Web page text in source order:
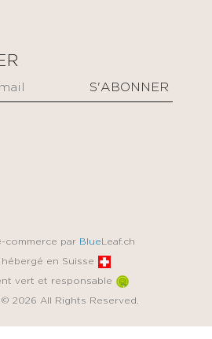
commerce par Blue Leaf.ch
en Suisse
vert et responsable
2026 All Rights Reserved.